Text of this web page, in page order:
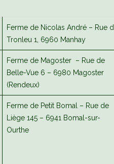
Ferme de Nicolas André – Rue
Tronleu 1, 6960 Manhay
Ferme de Magoster – Rue de
Belle-Vue 6 – 6980 Magoster
(Rendeux)
Ferme de Petit Bomal – Rue de
Liège 145 – 6941 Bomal-sur-
Ourthe